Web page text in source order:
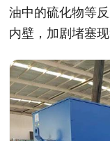
油中的硫化物等
内壁，加剧堵塞现